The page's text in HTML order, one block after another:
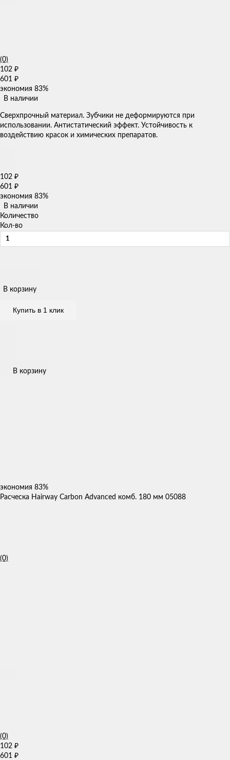
(0)
102 ₽
601 ₽
экономия 83%
В наличии
Сверхпрочный материал. Зубчики не деформируются при
использовании. Антистатический эффект. Устойчивость к
воздействию красок и химических препаратов.
102 ₽
601 ₽
экономия 83%
В наличии
Количество
Кол-во
В корзину
Купить в 1 клик
В корзину
экономия 83%
Расческа Hairway Carbon Advanced комб. 180 мм 05088
(0)
(0)
102 ₽
601 ₽